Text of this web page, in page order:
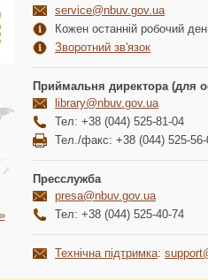
service@nbuv.gov.ua
Кожен останній робочий
Зворотний зв'язок
Приймальня директора (для
library@nbuv.gov.ua
Тел: +38 (044) 525-81-04
Тел./факс: +38 (044) 525-56-
Пресслужба
presa@nbuv.gov.ua
Тел: +38 (044) 525-40-74
Технічна підтримка: